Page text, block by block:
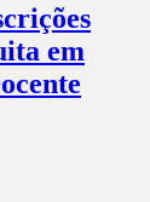
em